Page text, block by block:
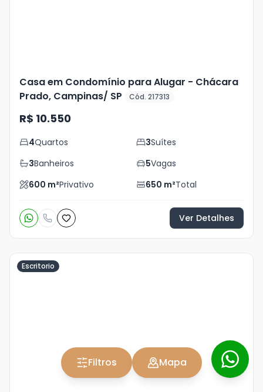
Filtros Mapa
Casa em Condomínio para Alugar - Chácara
Prado, Campinas/ SP
Cód. 217313
R$ 10.550
4Quartos 3Suítes
3Banheiros 5Vagas
600 m²Privativo 650 m²Total
Ver Detalhes
Escritorio